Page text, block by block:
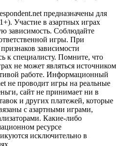
предназначены для
Участие в азартных играх
зависимость. Соблюдайте
игры. При
зависимости
к специалисту. Помните, что
не может являться источником
работе. Информационный
не проводит игры на реальные
сайт не принимает ни в
и других платежей, которые
с азартными играми,
Какие-либо
ресурсе
исключительно в